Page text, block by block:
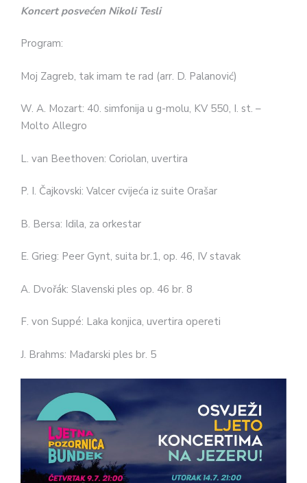
Koncert posvećen Nikoli Tesli
Program:
Moj Zagreb, tak imam te rad (arr. D. Palanović)
W. A. Mozart: 40. simfonija u g-molu, KV 550, I. st. –
Molto Allegro
L. van Beethoven: Coriolan, uvertira
P. I. Čajkovski: Valcer cvijeća iz suite Orašar
B. Bersa: Idila, za orkestar
E. Grieg: Peer Gynt, suita br.1, op. 46, IV stavak
A. Dvořák: Slavenski ples op. 46 br. 8
F. von Suppé: Laka konjica, uvertira opereti
J. Brahms: Mađarski ples br. 5